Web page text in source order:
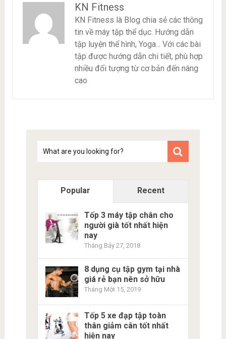
KN Fitness
KN Fitness là Blog chia sẻ các thông
tin về máy tập thể dục. Hướng dẫn
tập luyện thể hình, Yoga... Với các bài
tập được hướng dẫn chi tiết, phù hợp
nhiều đối tượng từ cơ bản đến nâng
cao
kiem
Popular Recent
Tốp 3 máy tập chân cho
người già tốt nhất hiện
nay
Tháng Bảy 27, 2018
8 dụng cụ tập gym tại nhà
giá rẻ bạn nên sở hữu
Tháng Một 15, 2019
Tốp 5 xe đạp tập toàn
thân giảm cân tốt nhất
hiện nay